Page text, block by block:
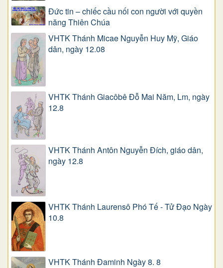
Đức tin – chiếc cầu nối con người với quyền
năng Thiên Chúa
VHTK Thánh Micae Nguyễn Huy Mỹ, Giáo
dân, ngày 12.08
VHTK Thánh Giacôbê Ðỗ Mai Năm, Lm, ngày
12.8
VHTK Thánh Antôn Nguyễn Ðích, giáo dân,
ngày 12.8
VHTK Thánh Laurensô Phó Tế - Tử Đạo Ngày
10.8
VHTK Thánh Đaminh Ngày 8. 8